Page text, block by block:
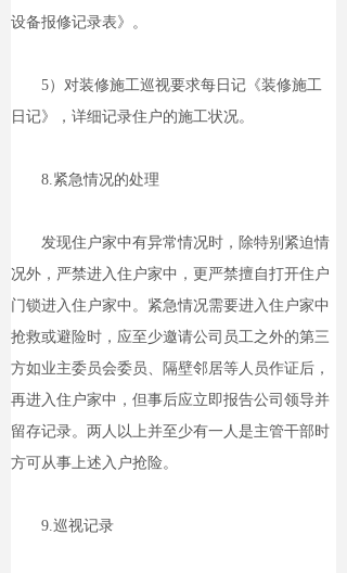
设备报修记录表》。
5）对装修施工巡视要求每日记《装修施工
日记》，详细记录住户的施工状况。
8.紧急情况的处理
发现住户家中有异常情况时，除特别紧迫情
况外，严禁进入住户家中，更严禁擅自打开住户
门锁进入住户家中。紧急情况需要进入住户家中
抢救或避险时，应至少邀请公司员工之外的第三
方如业主委员会委员、隔壁邻居等人员作证后，
再进入住户家中，但事后应立即报告公司领导并
留存记录。两人以上并至少有一人是主管干部时
方可从事上述入户抢险。
9.巡视记录